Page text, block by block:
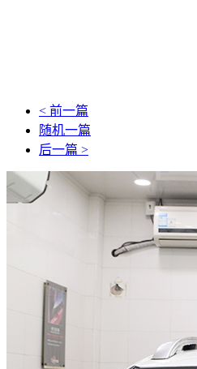
< 前一篇
随机一篇
后一篇 >